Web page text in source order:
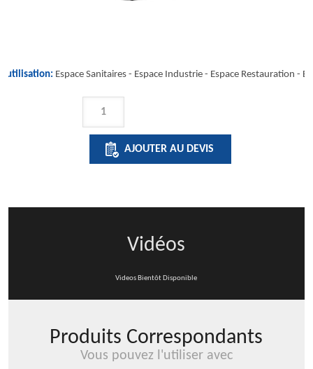
Espace Sanitaires - Espace Industrie- Espace Restauration -
QUANTITÉ
IDENTITY
AJOUTER AU DEVIS
Vidéos
Videos Bientôt Disponible
Produits Correspondants
Vous pouvez l'utiliser avec